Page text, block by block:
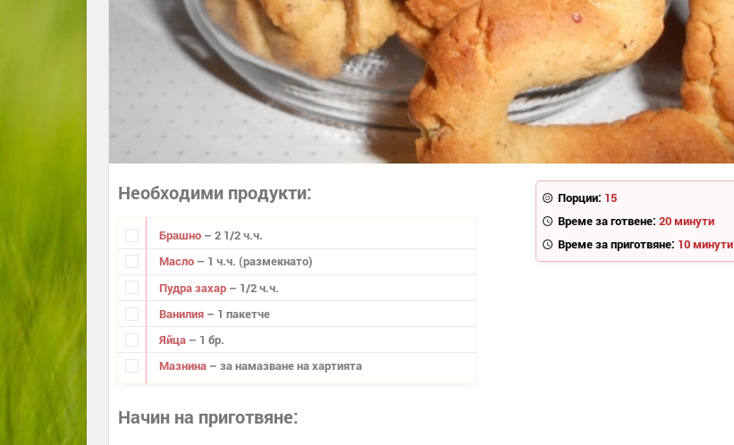
Порции: 15
Време за готвене: 20 минути
Време за приготвяне: 10 минути
Необходими продукти
Брашно – 2 1/2 ч.ч.
Масло – 1 ч.ч. (размекнато)
Пудра захар – 1/2 ч.ч.
Ванилия – 1 пакетче
Яйца – 1 бр.
Мазнина – за намазване на хартията
Начин на приготвяне